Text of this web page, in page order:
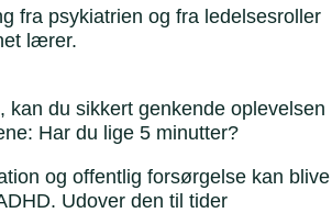
fra psykiatrien og fra ledelsesroller
lærer.
du sikkert genkende oplevelsen
Har du lige 5 minutter?
og offentlig forsørgelse kan blive
Udover den til tider